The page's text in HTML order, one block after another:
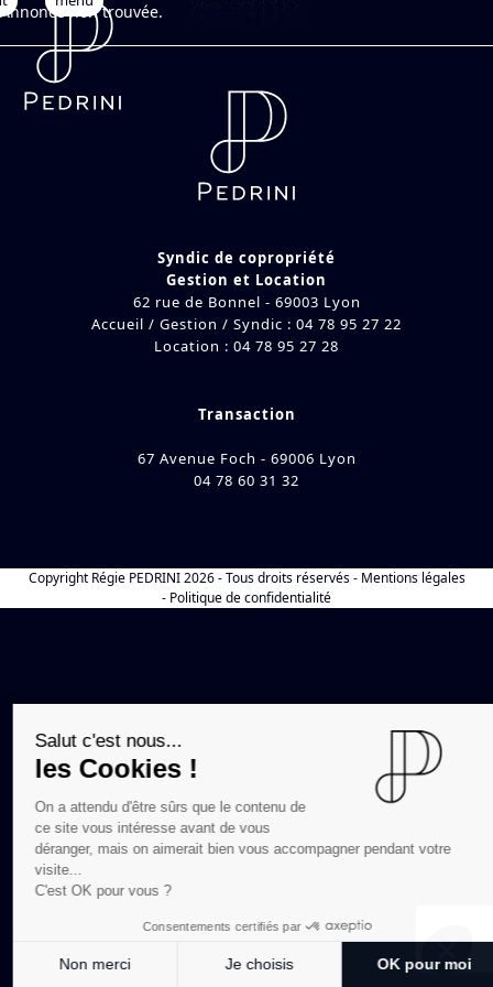
Skip
content
Open
mobile
Close
mobile
Annonce non trouvée.
Syndic de copropriété
Gestion et Location
62 rue de Bonnel - 69003 Lyon
Accueil / Gestion / Syndic : 04 78 95 27 22
Location : 04 78 95 27 28
Transaction
67 Avenue Foch - 69006 Lyon
04 78 60 31 32
Copyright Régie PEDRINI2026 - Tous droits réservés - Mentions légales
- Politique de confidentialité
Salut c'est nous...
les Cookies !
On a attendu d'être sûrs que le contenu de
ce site vous intéresse avant de vous
déranger, mais on aimerait bien vous accompagner pendant votre
visite...
C'est OK pour vous ?
Consentements certifiés par
Non merci Je choisis OK pour moi